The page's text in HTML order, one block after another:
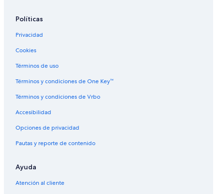
Políticas
Privacidad
Cookies
Términos de uso
Términos y condiciones de One Key™
Términos y condiciones de Vrbo
Accesibilidad
Opciones de privacidad
Pautas y reporte de contenido
Ayuda
Atención al cliente